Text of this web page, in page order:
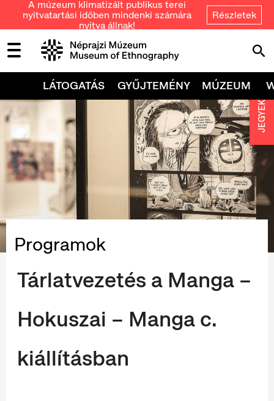
A múzeum klimatizált publikus terei
nyitvatartási időben mindenki számára
nyitva állnak!
Részletek
LÁTOGATÁS GYŰJTEMÉNY MÚZEUM
Programok
Tárlatvezetés a Manga –
Hokuszai – Manga c.
kiállításban
JEGYEK